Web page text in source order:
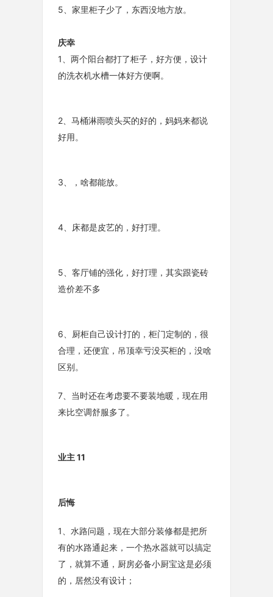
5、家里柜子少了，东西没地方放。
庆幸
1、两个阳台都打了柜子，好方便，设计
的洗衣机水槽一体好方便啊。
2、马桶淋雨喷头买的好的，妈妈来都说
好用。
3、，啥都能放。
4、床都是皮艺的，好打理。
5、客厅铺的强化，好打理，其实跟瓷砖
造价差不多
6、厨柜自己设计打的，柜门定制的，很
合理，还便宜，吊顶幸亏没买柜的，没啥
区别。
7、当时还在考虑要不要装地暖，现在用
来比空调舒服多了。
业主 11
后悔
1、水路问题，现在大部分装修都是把所
有的水路通起来，一个热水器就可以搞定
了，就算不通，厨房必备小厨宝这是必须
的，居然没有设计；